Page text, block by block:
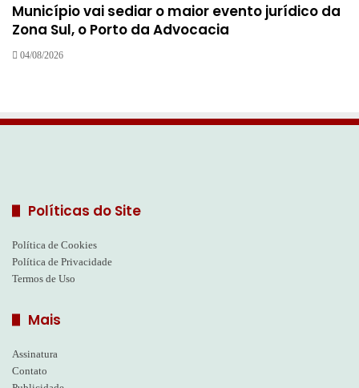
Município vai sediar o maior evento jurídico da
Zona Sul, o Porto da Advocacia
04/08/2026
Políticas do Site
Política de Cookies
Política de Privacidade
Termos de Uso
Mais
Assinatura
Contato